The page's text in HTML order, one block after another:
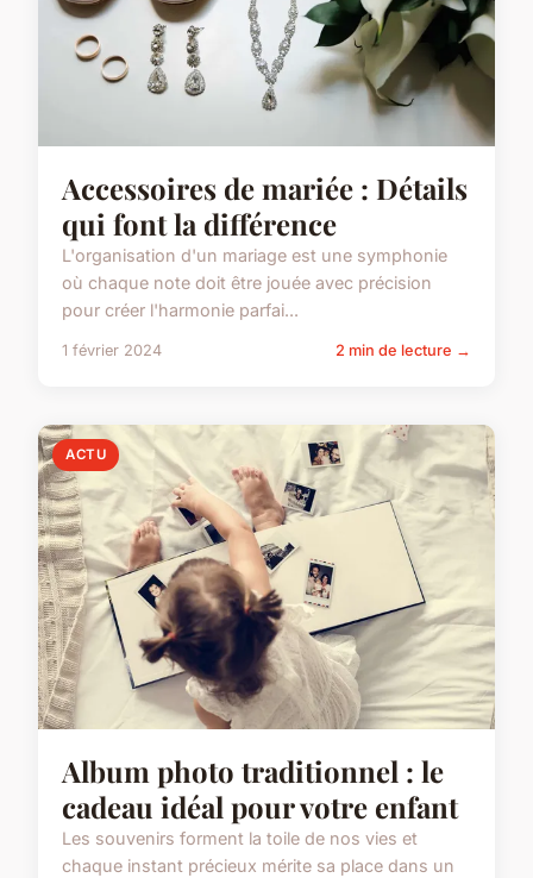
Accessoires de mariée : Détails
qui font la différence
L'organisation d'un mariage est une symphonie
où chaque note doit être jouée avec précision
pour créer l'harmonie parfai...
1 février 2024 2 min de lecture →
ACTU
Album photo traditionnel : le
cadeau idéal pour votre enfant
Les souvenirs forment la toile de nos vies et
chaque instant précieux mérite sa place dans un